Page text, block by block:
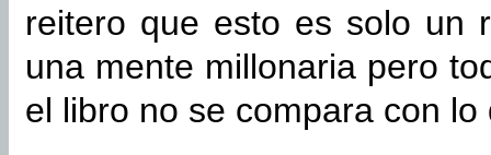
reitero que esto es solo un
una mente millonaria pero
el libro no se compara con